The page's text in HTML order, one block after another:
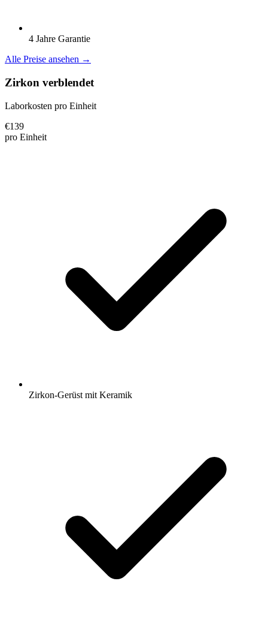
4 Jahre Garantie
Alle Preise ansehen →
Zirkon verblendet
Laborkosten pro Einheit
€139
pro Einheit
Zirkon-Gerüst mit Keramik